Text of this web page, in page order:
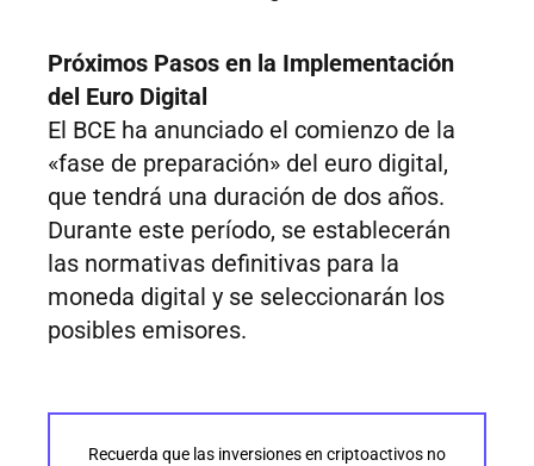
Próximos Pasos en la Implementación
del Euro Digital
El BCE ha anunciado el comienzo de la
«fase de preparación» del euro digital,
que tendrá una duración de dos años.
Durante este período, se establecerán
las normativas definitivas para la
moneda digital y se seleccionarán los
posibles emisores.
Recuerda que las inversiones en criptoactivos no